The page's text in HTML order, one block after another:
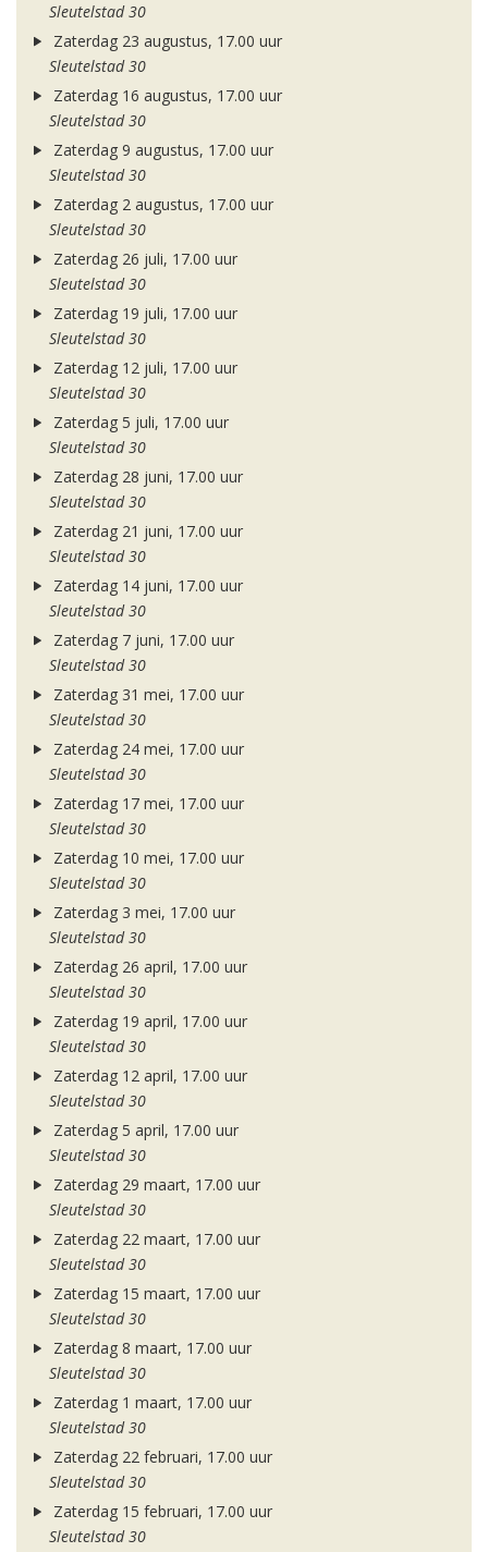
Sleutelstad 30
Zaterdag 23 augustus, 17.00 uur
Sleutelstad 30
Zaterdag 16 augustus, 17.00 uur
Sleutelstad 30
Zaterdag 9 augustus, 17.00 uur
Sleutelstad 30
Zaterdag 2 augustus, 17.00 uur
Sleutelstad 30
Zaterdag 26 juli, 17.00 uur
Sleutelstad 30
Zaterdag 19 juli, 17.00 uur
Sleutelstad 30
Zaterdag 12 juli, 17.00 uur
Sleutelstad 30
Zaterdag 5 juli, 17.00 uur
Sleutelstad 30
Zaterdag 28 juni, 17.00 uur
Sleutelstad 30
Zaterdag 21 juni, 17.00 uur
Sleutelstad 30
Zaterdag 14 juni, 17.00 uur
Sleutelstad 30
Zaterdag 7 juni, 17.00 uur
Sleutelstad 30
Zaterdag 31 mei, 17.00 uur
Sleutelstad 30
Zaterdag 24 mei, 17.00 uur
Sleutelstad 30
Zaterdag 17 mei, 17.00 uur
Sleutelstad 30
Zaterdag 10 mei, 17.00 uur
Sleutelstad 30
Zaterdag 3 mei, 17.00 uur
Sleutelstad 30
Zaterdag 26 april, 17.00 uur
Sleutelstad 30
Zaterdag 19 april, 17.00 uur
Sleutelstad 30
Zaterdag 12 april, 17.00 uur
Sleutelstad 30
Zaterdag 5 april, 17.00 uur
Sleutelstad 30
Zaterdag 29 maart, 17.00 uur
Sleutelstad 30
Zaterdag 22 maart, 17.00 uur
Sleutelstad 30
Zaterdag 15 maart, 17.00 uur
Sleutelstad 30
Zaterdag 8 maart, 17.00 uur
Sleutelstad 30
Zaterdag 1 maart, 17.00 uur
Sleutelstad 30
Zaterdag 22 februari, 17.00 uur
Sleutelstad 30
Zaterdag 15 februari, 17.00 uur
Sleutelstad 30